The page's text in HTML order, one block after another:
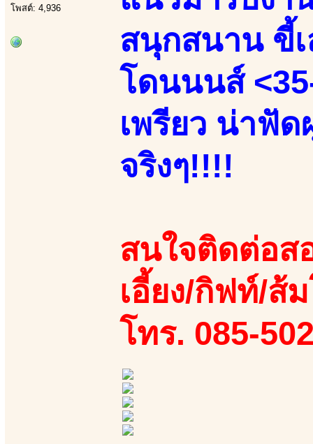
โพสต์: 4,936
สนุกสนาน ขี้
โดนนนส์
เพรียว น่าฟัด
จริงๆ!!!!
สนใจติดต่อส
เอี้ยง/กิฟท์/ส้
โทร. 085-